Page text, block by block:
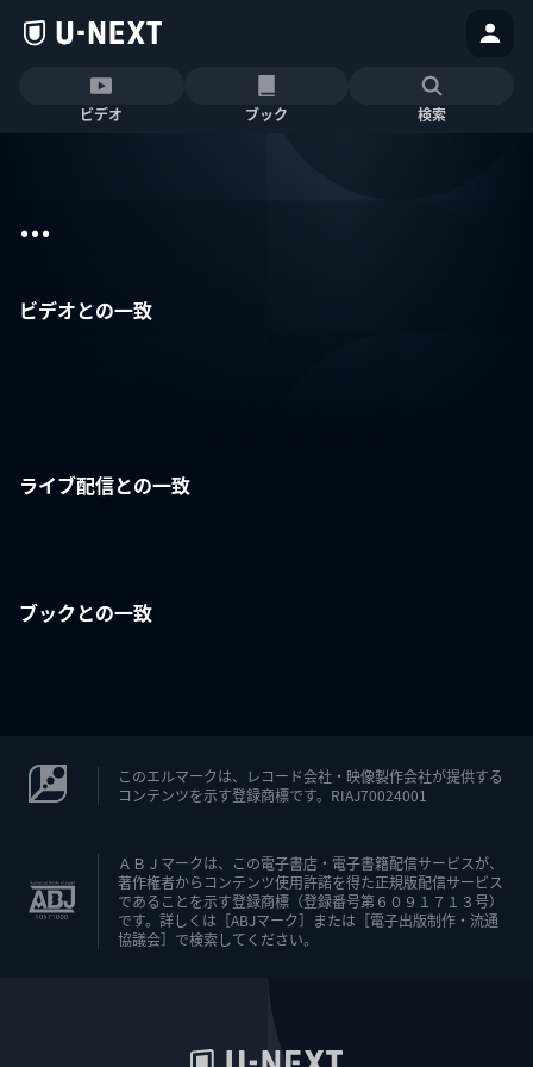
ビデオ ブック 検索
...
ビデオとの一致
ライブ配信との一致
ブックとの一致
このエルマークは、レコード会社・映像製作会社が提供する
コンテンツを示す登録商標です。RIAJ70024001
ＡＢＪマークは、この電子書店・電子書籍配信サービスが、
著作権者からコンテンツ使用許諾を得た正規版配信サービス
であることを示す登録商標（登録番号第６０９１７１３号）
です。詳しくは［ABJマーク］または［電子出版制作・流通
協議会］で検索してください。